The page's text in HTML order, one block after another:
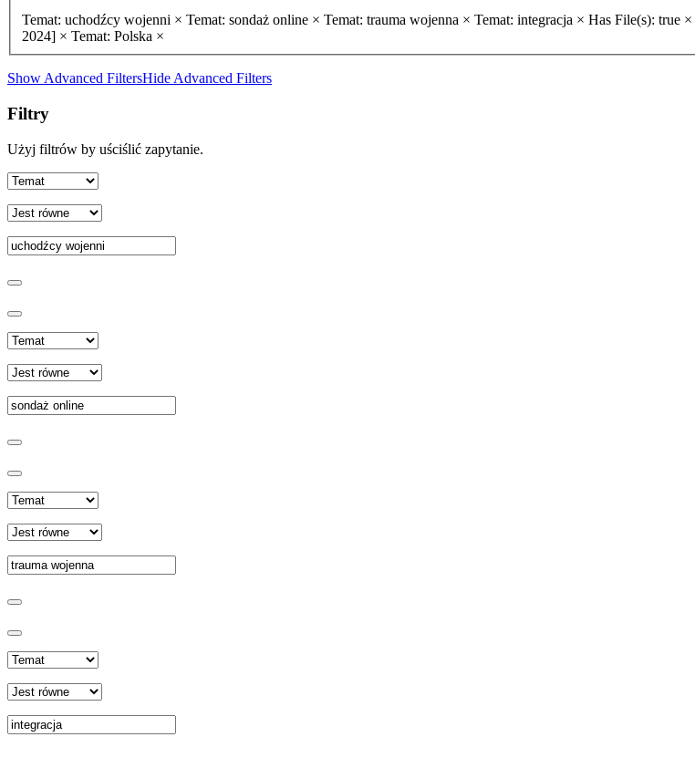
Temat: uchodźcy wojenni × Temat: sondaż online × Temat: trauma wojenna × Temat: integracja × Has File(s): true ×
2024] × Temat: Polska ×
Show Advanced FiltersHide Advanced Filters
Filtry
Użyj filtrów by uściślić zapytanie.